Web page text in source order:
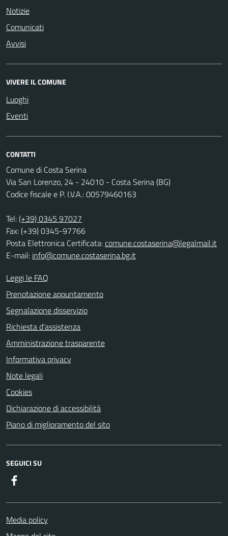
Notizie
Comunicati
Avvisi
VIVERE IL COMUNE
Luoghi
Eventi
CONTATTI
Comune di Costa Serina
Via San Lorenzo, 24 - 24010 - Costa Serina (BG)
Codice fiscale e P. I.V.A.: 00579460163
Tel:(+39) 0345 97027
Fax: (+39) 0345-97766
Posta Elettronica Certificata:comune.costaserina@legalmail.it
E-mail: info@comune.costaserina.bg.it
Leggi le FAQ
Prenotazione appuntamento
Segnalazione disservizio
Richiesta d'assistenza
Amministrazione trasparente
Informativa privacy
Note legali
Cookies
Dichiarazione di accessibilità
Piano di miglioramento del sito
SEGUICI SU
Media policy